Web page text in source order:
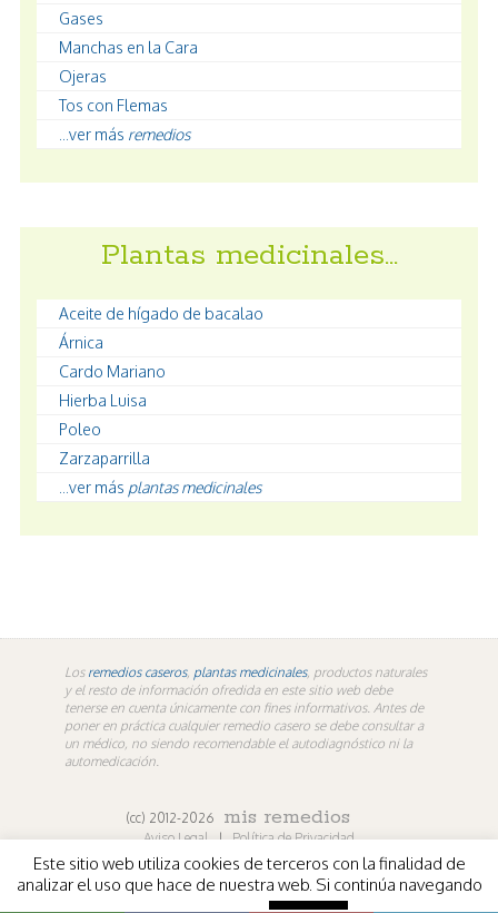
Gases
Manchas en la Cara
Ojeras
Tos con Flemas
...ver más remedios
Plantas medicinales…
Aceite de hígado de bacalao
Árnica
Cardo Mariano
Hierba Luisa
Poleo
Zarzaparrilla
...ver más plantas medicinales
Los remedios caseros, plantas medicinales, productos naturales
y el resto de información ofredida en este sitio web debe
tenerse en cuenta únicamente con fines informativos. Antes de
poner en práctica cualquier remedio casero se debe consultar a
un médico, no siendo recomendable el autodiagnóstico ni la
automedicación.
(cc) 2012-2026 mis remedios
Aviso Legal | Política de Privacidad
En los contenidos propios de misremedios. En vídeos y
fotografías de terceros aplica la licencia de sus
Este sitio web utiliza cookies de terceros con la finalidad de
analizar el uso que hace de nuestra web. Si continúa navegando